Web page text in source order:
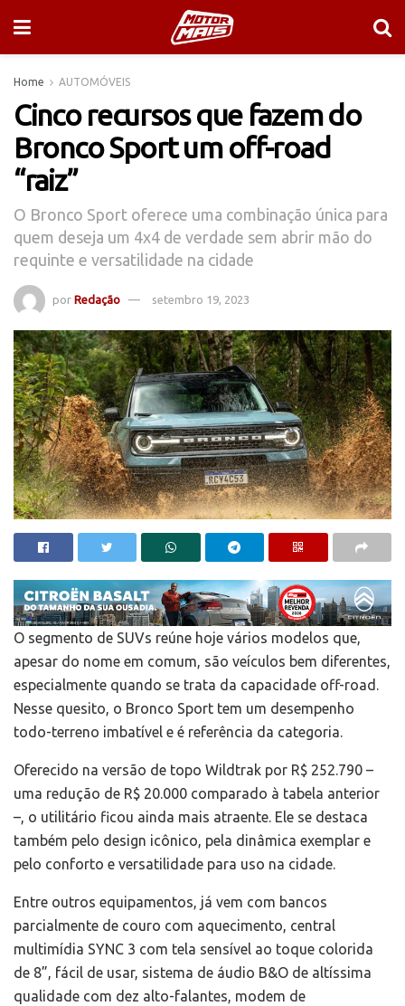
Home AUTOMÓVEIS
Cinco recursos que fazem do
Bronco Sport um off-road
“raiz”
O Bronco Sport oferece uma combinação única para
quem deseja um 4x4 de verdade sem abrir mão do
requinte e versatilidade na cidade
por Redação setembro 19, 2023
O segmento de SUVs reúne hoje vários modelos que,
apesar do nome em comum, são veículos bem diferentes,
especialmente quando se trata da capacidade off-road.
Nesse quesito, o Bronco Sport tem um desempenho
todo-terreno imbatível e é referência da categoria.
Oferecido na versão de topo Wildtrak por R$ 252.790 –
uma redução de R$ 20.000 comparado à tabela anterior
–, o utilitário ficou ainda mais atraente. Ele se destaca
também pelo design icônico, pela dinâmica exemplar e
pelo conforto e versatilidade para uso na cidade.
Entre outros equipamentos, já vem com bancos
parcialmente de couro com aquecimento, central
multimídia SYNC 3 com tela sensível ao toque colorida
de 8”, fácil de usar, sistema de áudio B&O de altíssima
qualidade com dez alto-falantes, modem de